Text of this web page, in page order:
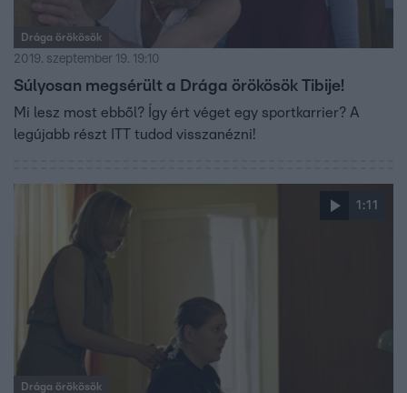
Drága örökösök
2019. szeptember 19. 19:10
Súlyosan megsérült a Drága örökösök Tibije!
Mi lesz most ebből? Így ért véget egy sportkarrier? A
legújabb részt ITT tudod visszanézni!
1:11
Drága örökösök